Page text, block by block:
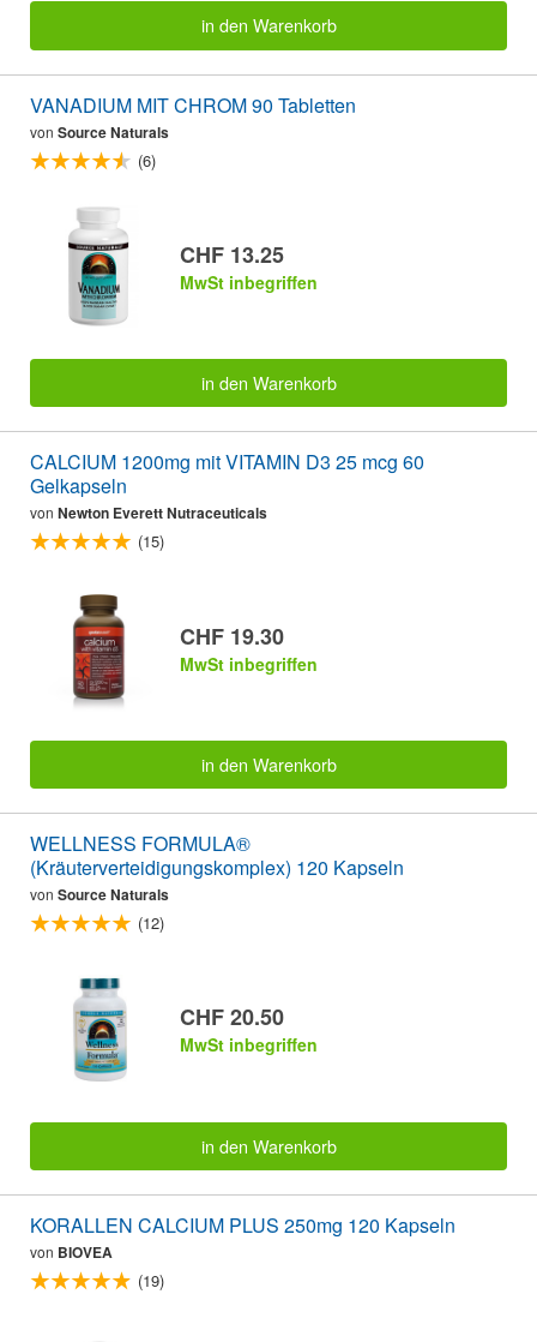
in den Warenkorb
VANADIUM MIT CHROM 90 Tabletten
von Source Naturals
(6)
CHF 13.25
MwSt inbegriffen
in den Warenkorb
CALCIUM 1200mg mit VITAMIN D3 25 mcg 60
Gelkapseln
von Newton Everett Nutraceuticals
(15)
CHF 19.30
MwSt inbegriffen
in den Warenkorb
WELLNESS FORMULA®
(Kräuterverteidigungskomplex) 120 Kapseln
von Source Naturals
(12)
CHF 20.50
MwSt inbegriffen
in den Warenkorb
KORALLEN CALCIUM PLUS 250mg 120 Kapseln
von BIOVEA
(19)